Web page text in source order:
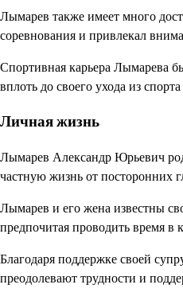
Лымарев также имеет много
соревнования и привлекал
Спортивная карьера Лымарева
вплоть до своего ухода из
Личная жизнь
Лымарев Александр Юрьевич
частную жизнь от посторонних
Лымарев и его жена известны
предпочитая проводить время в
Благодаря поддержке своей
преодолевают трудности и